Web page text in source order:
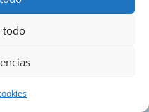
todo
expertos?